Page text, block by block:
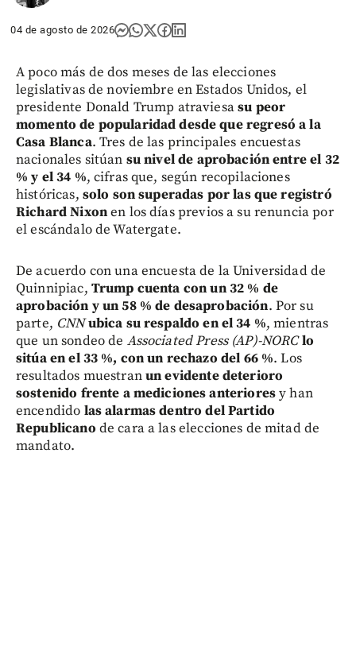
04 de agosto de 2026
A poco más de dos meses de las elecciones
legislativas de noviembre en Estados Unidos, el
presidente Donald Trump atraviesasu peor
momento de popularidad desde que regresó a la
Casa Blanca. Tres de las principales encuestas
nacionales sitúan su nivel de aprobación entre el 32
% y el 34 %, cifras que, según recopilaciones
históricas, solo son superadas por las que registró
Richard Nixonen los días previos a su renuncia por
el escándalo de Watergate.
De acuerdo con una encuesta de la Universidad de
Quinnipiac, Trump cuenta con un 32 % de
aprobación y un 58 % de desaprobación. Por su
parte, CNNubica su respaldo en el 34 %, mientras
que un sondeo de Associated Press (AP)-NORClo
sitúa en el 33 %, con un rechazo del 66 %. Los
resultados muestranun evidente deterioro
sostenido frente a mediciones anterioresy han
encendido las alarmas dentro del Partido
Republicano de cara a las elecciones de mitad de
mandato.